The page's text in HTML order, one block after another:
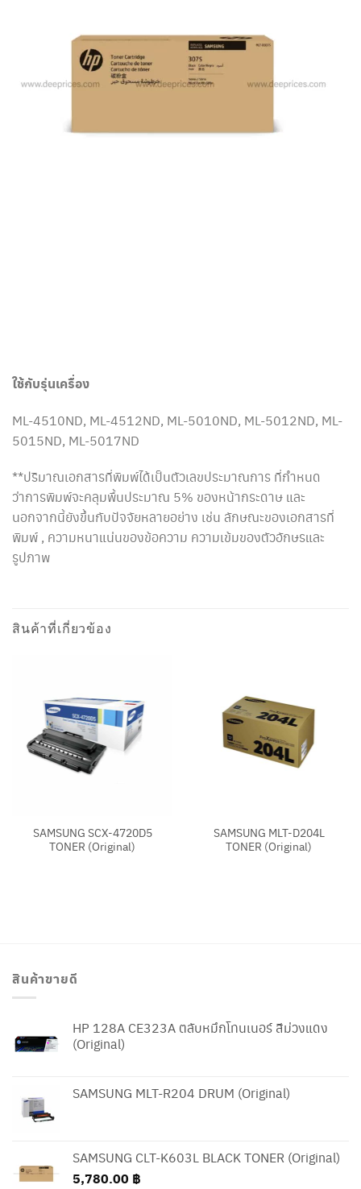
ใช้กับรุ่นเครื่อง
ML-4510ND, ML-4512ND, ML-5010ND, ML-5012ND, ML-
5015ND, ML-5017ND
**ปริมาณเอกสารที่พิมพ์ได้เป็นตัวเลขประมาณการ ที่กำหนด
ว่าการพิมพ์จะคลุมพื้นประมาณ 5% ของหน้ากระดาษ และ
นอกจากนี้ยังขึ้นกับปัจจัยหลายอย่าง เช่น ลักษณะของเอกสารที่
พิมพ์ , ความหนาแน่นของข้อความ ความเข้มของตัวอักษรและ
รูปภาพ
สินค้าที่เกี่ยวข้อง
SAMSUNG SCX-4720D5
TONER (Original)
SAMSUNG MLT-D204L
TONER (Original)
สินค้าขายดี
HP 128A CE323A ตลับหมึกโทนเนอร์ สีม่วงแดง
(Original)
SAMSUNG MLT-R204 DRUM (Original)
SAMSUNG CLT-K603L BLACK TONER (Original)
5,780.00 ฿